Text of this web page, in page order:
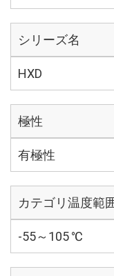
シリーズ名
HXD
極性
有極性
カテゴリ温度範
-55～105 ℃